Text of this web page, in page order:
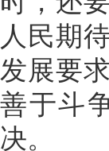
人民期
发展要
善于斗
决。